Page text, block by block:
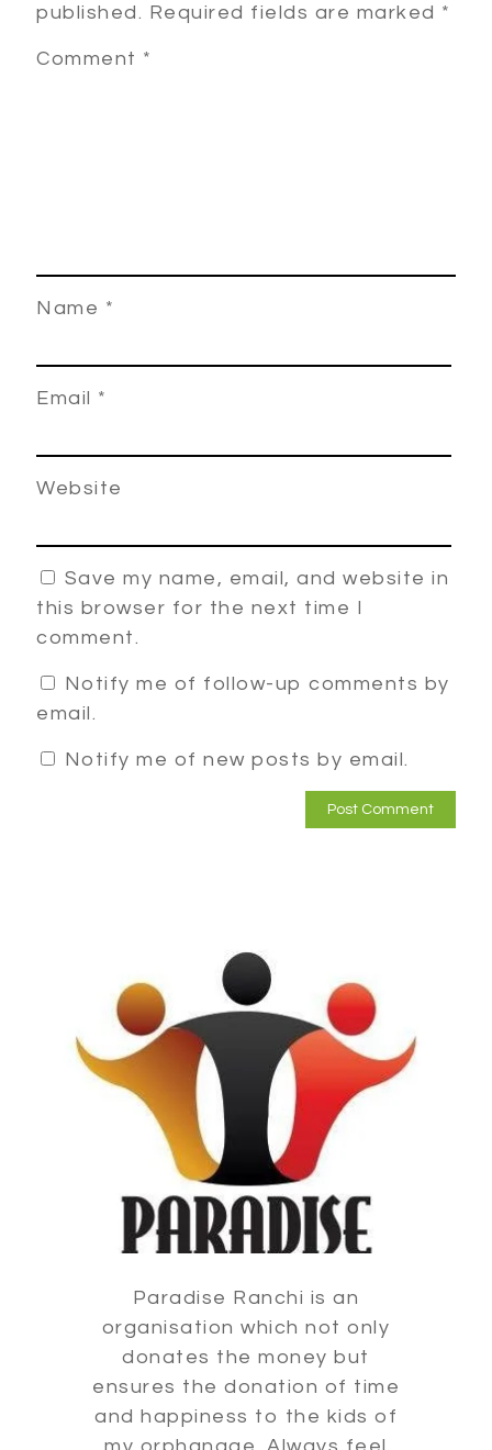
published. Required fields are marked *
Comment *
Name *
Email *
Website
Save my name, email, and website in
this browser for the next time I
comment.
Notify me of follow-up comments by
email.
Notify me of new posts by email.
Paradise Ranchi is an
organisation which not only
donates the money but
ensures the donation of time
and happiness to the kids of